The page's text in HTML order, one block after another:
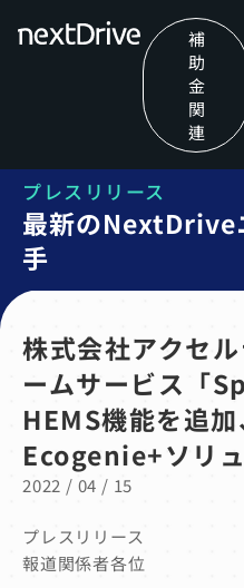
補
助
金
関
連
プレスリリース
最新のNextDrive
手
株式会社アクセ
ームサービス「
HEMS機能を追
Ecogenie+ソリ
2022 / 04 / 15
プレスリリース
報道関係者各位